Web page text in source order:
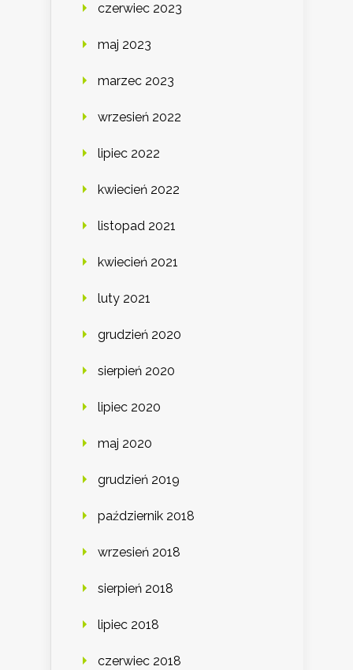
czerwiec 2023
maj 2023
marzec 2023
wrzesień 2022
lipiec 2022
kwiecień 2022
listopad 2021
kwiecień 2021
luty 2021
grudzień 2020
sierpień 2020
lipiec 2020
maj 2020
grudzień 2019
październik 2018
wrzesień 2018
sierpień 2018
lipiec 2018
czerwiec 2018